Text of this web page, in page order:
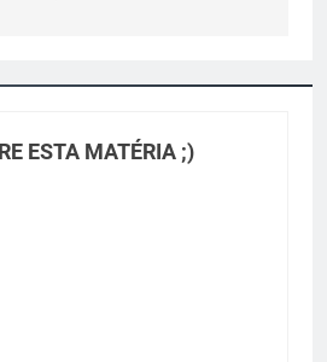
ESTA MATÉRIA ;)